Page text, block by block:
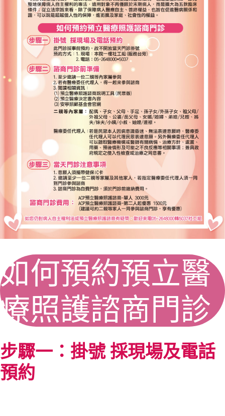
如何預約預立醫
療照護諮商門診
步驟一：掛號 採現場及電話
預約